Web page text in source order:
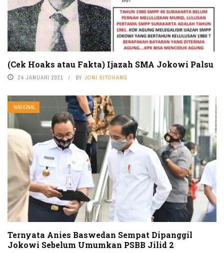
(Cek Hoaks atau Fakta) Ijazah SMA Jokowi Palsu
24 JANUARI 2021 BY JONI SITOHANG
NASIONAL
Ternyata Anies Baswedan Sempat Dipanggil
Jokowi Sebelum Umumkan PSBB Jilid 2